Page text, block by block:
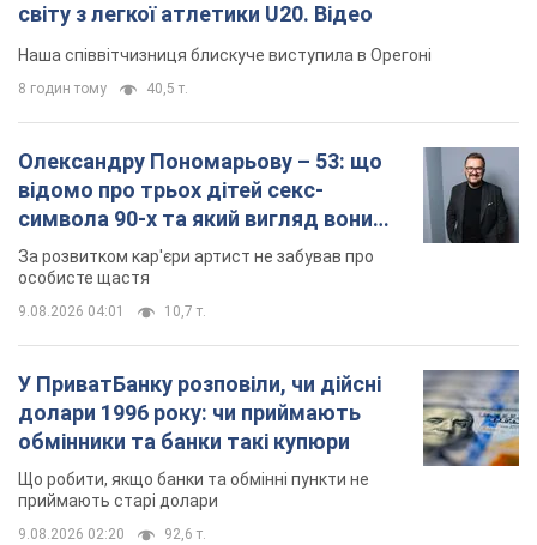
світу з легкої атлетики U20. Відео
Наша співвітчизниця блискуче виступила в Орегоні
8 годин тому 40,5 т.
Олександру Пономарьову – 53: що
відомо про трьох дітей секс-
символа 90-х та який вигляд вони
мають
За розвитком кар'єри артист не забував про
особисте щастя
9.08.2026 04:01 10,7 т.
У ПриватБанку розповіли, чи дійсні
долари 1996 року: чи приймають
обмінники та банки такі купюри
Що робити, якщо банки та обмінні пункти не
приймають старі долари
9.08.2026 02:20 92,6 т.